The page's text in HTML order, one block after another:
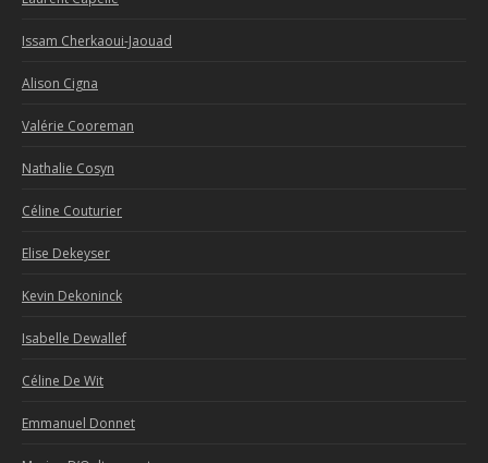
Issam Cherkaoui-Jaouad
Alison Cigna
Valérie Cooreman
Nathalie Cosyn
Céline Couturier
Elise Dekeyser
Kevin Dekoninck
Isabelle Dewallef
Céline De Wit
Emmanuel Donnet